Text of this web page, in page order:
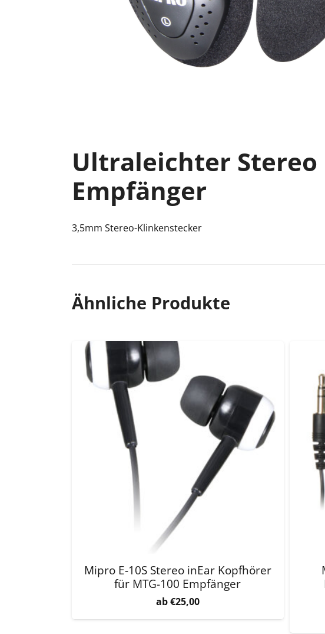
Ultraleichter Stereo
Empfänger
3,5mm Stereo-Klinkenstecker
Ähnliche Produkte
Mipro E-10S Stereo inEar Kopfhörer
für MTG-100 Empfänger
€25,00